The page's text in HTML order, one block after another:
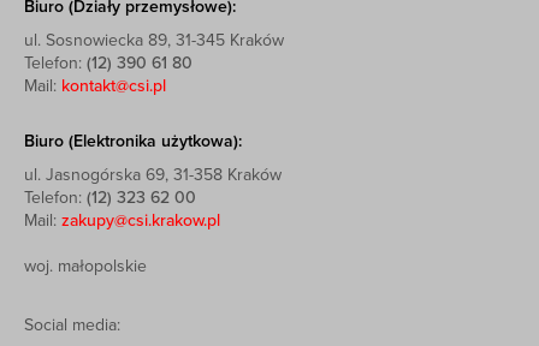
Biuro (Działy przemysłowe):
ul. Sosnowiecka 89, 31-345 Kraków
Telefon: (12) 390 61 80
Mail: kontakt@csi.pl
Biuro (Elektronika użytkowa):
ul. Jasnogórska 69, 31-358 Kraków
Telefon: (12) 323 62 00
Mail: zakupy@csi.krakow.pl
woj. małopolskie
Social media: